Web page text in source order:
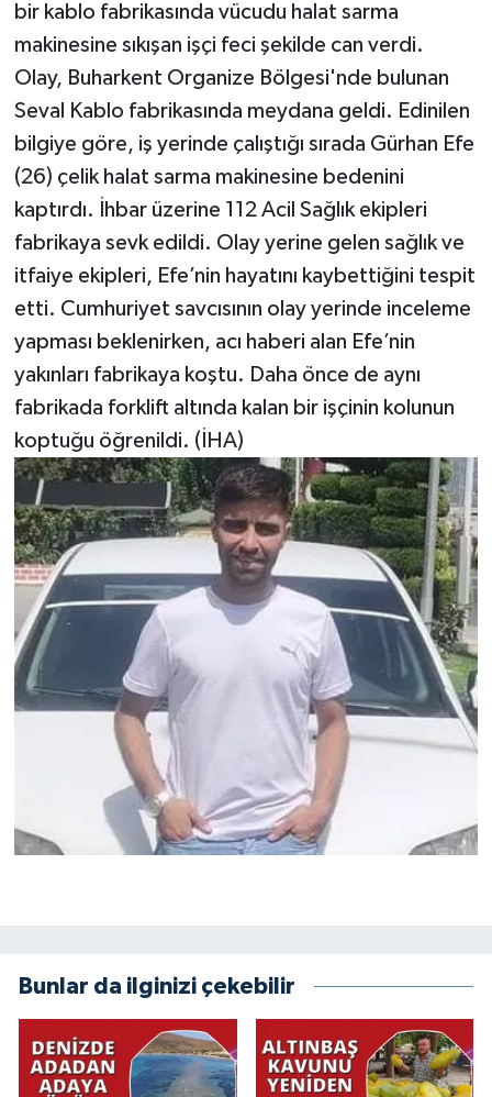
bir kablo fabrikasında vücudu halat sarma
makinesine sıkışan işçi feci şekilde can verdi.
Olay, Buharkent Organize Bölgesi'nde bulunan
Seval Kablo fabrikasında meydana geldi. Edinilen
bilgiye göre, iş yerinde çalıştığı sırada Gürhan Efe
(26) çelik halat sarma makinesine bedenini
kaptırdı. İhbar üzerine 112 Acil Sağlık ekipleri
fabrikaya sevk edildi. Olay yerine gelen sağlık ve
itfaiye ekipleri, Efe’nin hayatını kaybettiğini tespit
etti. Cumhuriyet savcısının olay yerinde inceleme
yapması beklenirken, acı haberi alan Efe’nin
yakınları fabrikaya koştu. Daha önce de aynı
fabrikada forklift altında kalan bir işçinin kolunun
koptuğu öğrenildi. (İHA)
Bunlar da ilginizi çekebilir